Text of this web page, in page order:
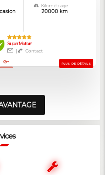
Kilométrage
20000 km
Super Motors
|
Contact
PLUS DE DÉTAILS